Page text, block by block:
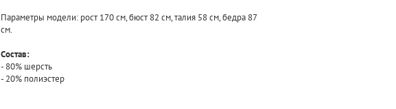
Параметры модели: рост 170 см, бюст 82 см, талия 58 см, бедра 87
см.
Состав:
- 80% шерсть
- 20% полиэстер